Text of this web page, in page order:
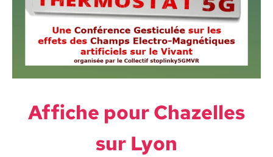
Affiche pour Chazelles
sur Lyon